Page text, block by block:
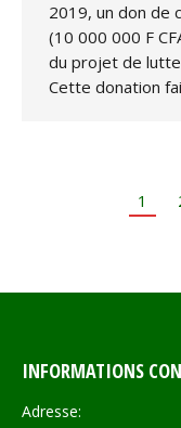
2019, un don de
(10 000 000 F
du projet de
Cette donation
1
INFORMATIONS
Adresse: